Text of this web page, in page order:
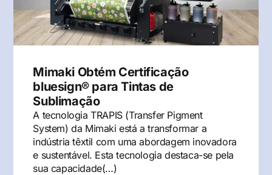
Mimaki Obtém Certificação
bluesign® para Tintas de
Sublimação
A tecnologia TRAPIS (Transfer Pigment
System) da Mimaki está a transformar a
indústria têxtil com uma abordagem inovadora
e sustentável. Esta tecnologia destaca-se pela
sua capacidade(…)